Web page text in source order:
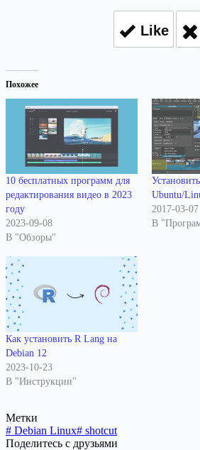
Like
Похожее
10 бесплатных программ для
редактирования видео в 2023
году
2023-09-08
В "Обзоры"
Ubuntu/
2017-03-07
В
Как установить R Lang на
Debian 12
2023-10-23
В "Инструкции"
Метки
# Debian Linux# shotcut
Поделитесь с друзьями